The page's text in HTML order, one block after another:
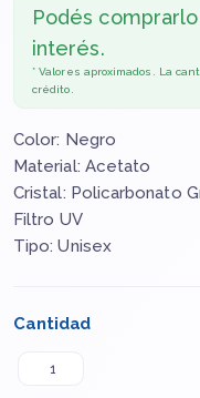
Podés
interés.
* Valores aproximados. La
crédito.
Color: Negro
Material: Acetato
Cristal: Policarbonato
Filtro UV
Tipo: Unisex
Cantidad